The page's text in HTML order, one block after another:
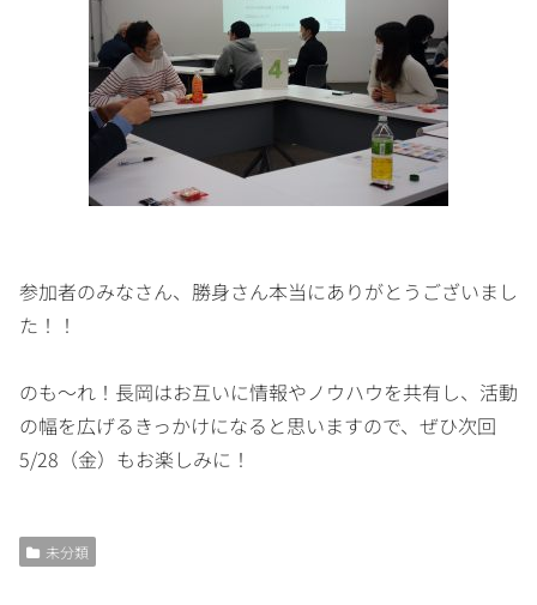
参加者のみなさん、勝身さん本当にありがとうございまし
た！！
のも～れ！長岡はお互いに情報やノウハウを共有し、活動
の幅を広げるきっかけになると思いますので、ぜひ次回
5/28（金）もお楽しみに！
未分類